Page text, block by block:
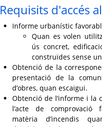
Requisits d'accés
Informe urbanístic
Quan es volen
ús concret,
construïdes sense
Obtenció de la
presentació de la
d’obres, quan escaigui.
Obtenció de l’informe i la
l’acte de comprovació
matèria d’incendis